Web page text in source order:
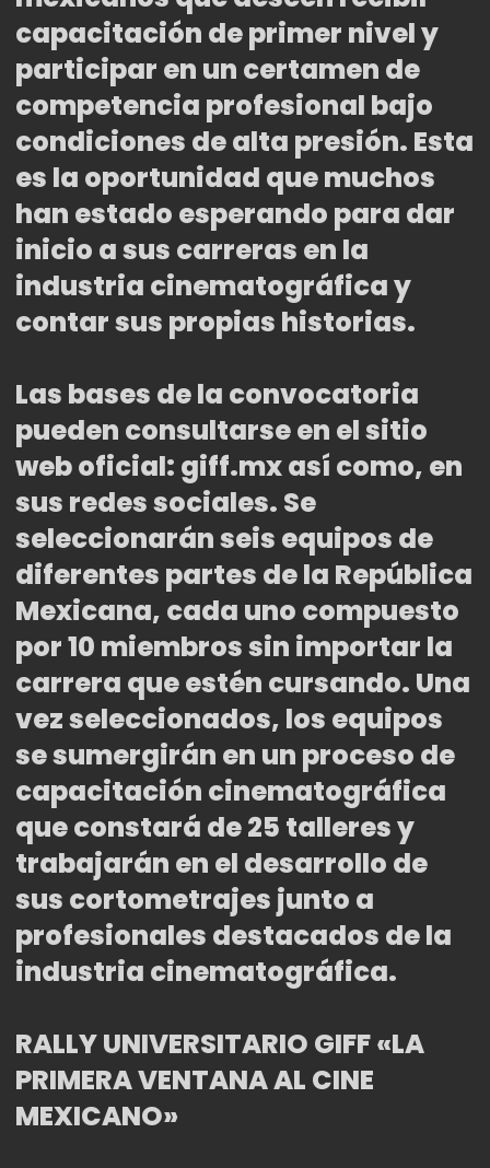
capacitación de primer nivel y
participar en un certamen de
competencia profesional bajo
condiciones de alta presión. Esta
es la oportunidad que muchos
han estado esperando para dar
inicio a sus carreras en la
industria cinematográfica y
contar sus propias historias.
Las bases de la convocatoria
pueden consultarse en el sitio
web oficial: giff.mx así como, en
sus redes sociales. Se
seleccionarán seis equipos de
diferentes partes de la República
Mexicana, cada uno compuesto
por 10 miembros sin importar la
carrera que estén cursando. Una
vez seleccionados, los equipos
se sumergirán en un proceso de
capacitación cinematográfica
que constará de 25 talleres y
trabajarán en el desarrollo de
sus cortometrajes junto a
profesionales destacados de la
industria cinematográfica.
RALLY UNIVERSITARIO GIFF «LA
PRIMERA VENTANA AL CINE
MEXICANO»